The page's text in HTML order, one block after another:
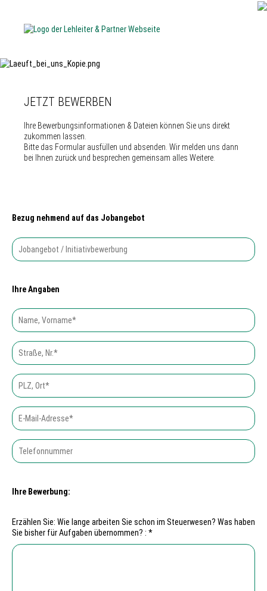
JETZT BEWERBEN
Ihre Bewerbungsinformationen & Dateien können Sie uns direkt
zukommen lassen.
Bitte das Formular ausfüllen und absenden. Wir melden uns dann
bei Ihnen zurück und besprechen gemeinsam alles Weitere.
Bezug nehmend auf das Jobangebot
Ihre Angaben
Ihre Bewerbung:
Erzählen Sie: Wie lange arbeiten Sie schon im Steuerwesen? Was haben
Sie bisher für Aufgaben übernommen? : *